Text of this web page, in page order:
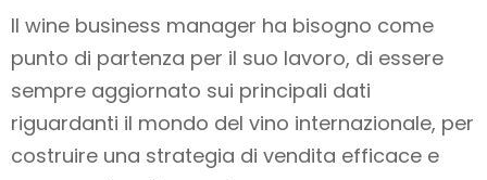
Il wine business manager ha bisogno come
punto di partenza per il suo lavoro, di essere
sempre aggiornato sui principali dati
riguardanti il mondo del vino internazionale, per
costruire una strategia di vendita efficace e